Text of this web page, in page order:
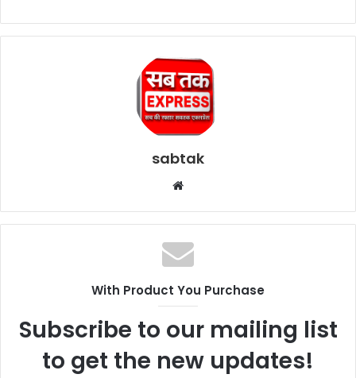
sabtak
Website
With Product You Purchase
Subscribe to our mailing list
to get the new updates!